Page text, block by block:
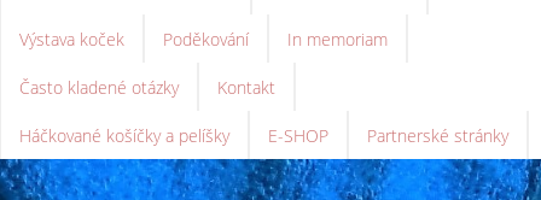
Výstava koček Poděkování In memoriam
Často kladené otázky Kontakt
Háčkované košíčky a pelíšky E-SHOP Partnerské stránky